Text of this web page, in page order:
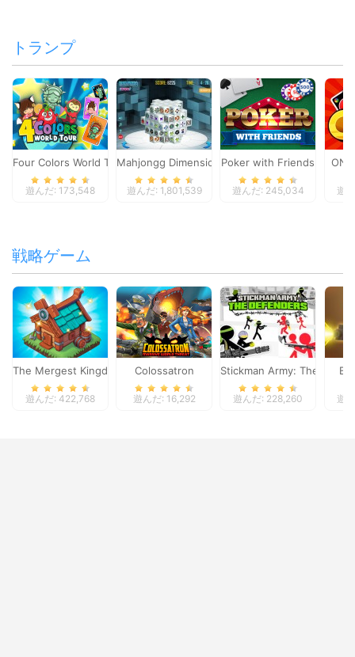
トランプ
Four Colors World Tour
遊んだ: 173,548
Mahjongg Dimensions
遊んだ: 1,801,539
Poker with Friends
遊んだ: 245,034 遊
戦略ゲーム
The Mergest Kingdom
遊んだ: 422,768
Colossatron
遊んだ: 16,292
Stickman Army: The
遊んだ: 228,260 遊